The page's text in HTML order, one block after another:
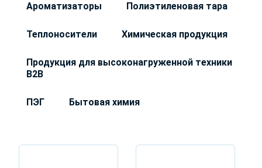
Ароматизаторы Полиэтиленовая тара
Теплоносители Химическая продукция
Продукция для высоконагруженной техники
B2B
ПЭГ Бытовая химия